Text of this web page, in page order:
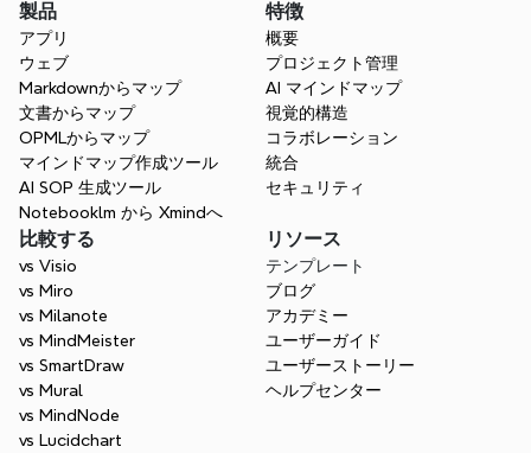
製品
アプリ
ウェブ
Markdownからマップ
文書からマップ
OPMLからマップ
マインドマップ作成ツール
AI SOP 生成ツール
Notebooklm から Xmindへ
特徴
概要
プロジェクト管理
AI マインドマップ
視覚的構造
コラボレーション
統合
セキュリティ
比較する
vs Visio
vs Miro
vs Milanote
vs MindMeister
vs SmartDraw
vs Mural
vs MindNode
vs Lucidchart
リソース
テンプレート
ブログ
アカデミー
ユーザーガイド
ユーザーストーリー
ヘルプセンター